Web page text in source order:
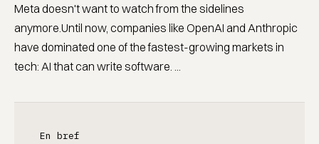
Meta doesn't want to watch from the sidelines
anymore.Until now, companies like OpenAI and Anthropic
have dominated one of the fastest-growing markets in
tech: AI that can write software. ...
En bref